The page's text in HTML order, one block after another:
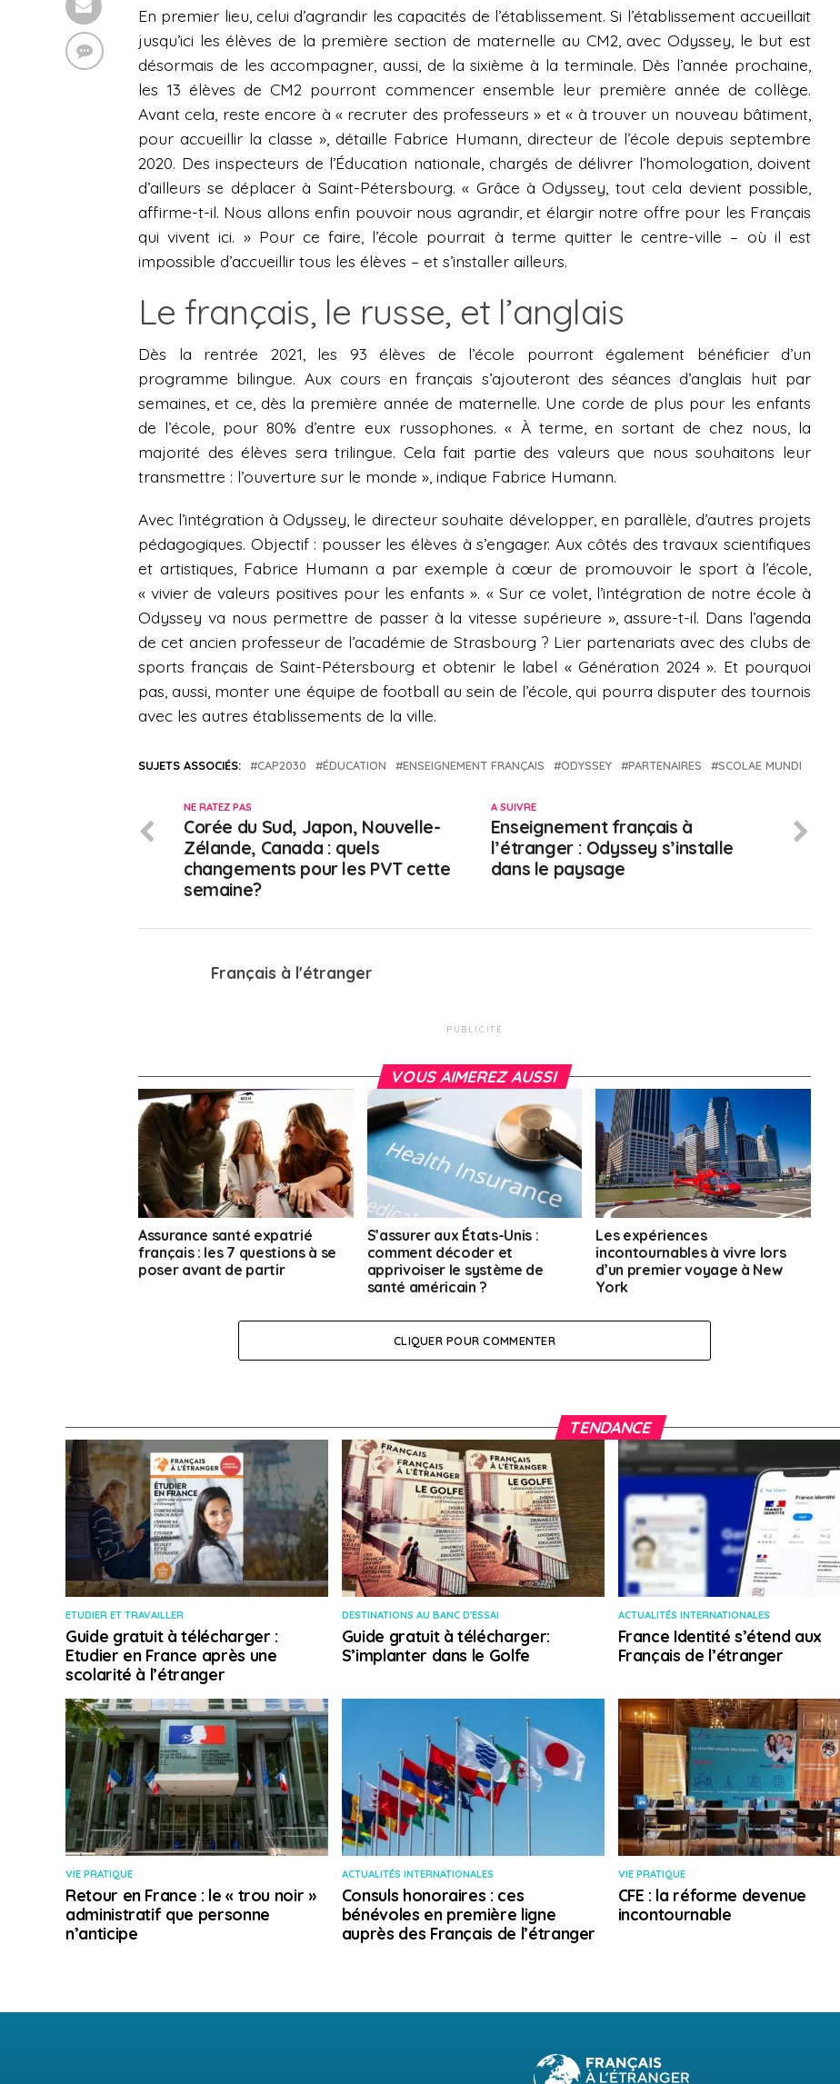
En premier lieu, celui d’agrandir les capacités de l’établissement. Si l’établissement accueillait
jusqu’ici les élèves de la première section de maternelle au CM2, avec Odyssey, le but est
désormais de les accompagner, aussi, de la sixième à la terminale. Dès l’année prochaine,
les 13 élèves de CM2 pourront commencer ensemble leur première année de collège.
Avant cela, reste encore à « recruter des professeurs » et « à trouver un nouveau bâtiment,
pour accueillir la classe », détaille Fabrice Humann, directeur de l’école depuis septembre
2020. Des inspecteurs de l’Éducation nationale, chargés de délivrer l’homologation, doivent
d’ailleurs se déplacer à Saint-Pétersbourg. « Grâce à Odyssey, tout cela devient possible,
affirme-t-il. Nous allons enfin pouvoir nous agrandir, et élargir notre offre pour les Français
qui vivent ici. » Pour ce faire, l’école pourrait à terme quitter le centre-ville – où il est
impossible d’accueillir tous les élèves – et s’installer ailleurs.
Le français, le russe, et l’anglais
Dès la rentrée 2021, les 93 élèves de l’école pourront également bénéficier d’un
programme bilingue. Aux cours en français s’ajouteront des séances d’anglais huit par
semaines, et ce, dès la première année de maternelle. Une corde de plus pour les enfants
de l’école, pour 80% d’entre eux russophones. « À terme, en sortant de chez nous, la
majorité des élèves sera trilingue. Cela fait partie des valeurs que nous souhaitons leur
transmettre : l’ouverture sur le monde », indique Fabrice Humann.
Avec l’intégration à Odyssey, le directeur souhaite développer, en parallèle, d’autres projets
pédagogiques. Objectif : pousser les élèves à s’engager. Aux côtés des travaux scientifiques
et artistiques, Fabrice Humann a par exemple à cœur de promouvoir le sport à l’école,
« vivier de valeurs positives pour les enfants ». « Sur ce volet, l’intégration de notre école à
Odyssey va nous permettre de passer à la vitesse supérieure », assure-t-il. Dans l’agenda
de cet ancien professeur de l’académie de Strasbourg ? Lier partenariats avec des clubs de
sports français de Saint-Pétersbourg et obtenir le label « Génération 2024 ». Et pourquoi
pas, aussi, monter une équipe de football au sein de l’école, qui pourra disputer des tournois
avec les autres établissements de la ville.
SUJETS ASSOCIÉS: CAP2030 ÉDUCATION ENSEIGNEMENT FRANÇAIS ODYSSEY PARTENAIRES SCOLAE MUNDI
A SUIVRE
Enseignement français à
l’étranger : Odyssey s’installe
dans le paysage
NE RATEZ PAS
Corée du Sud, Japon, Nouvelle-
Zélande, Canada : quels
changements pour les PVT cette
semaine?
Français à l'étranger
PUBLICITÉ
VOUS AIMEREZ AUSSI
Assurance santé expatrié
français : les 7 questions à se
poser avant de partir
S’assurer aux États-Unis :
comment décoder et
apprivoiser le système de
santé américain ?
Les expériences
incontournables à vivre lors
d’un premier voyage à New
York
CLIQUER POUR COMMENTER
TENDANCE
ETUDIER ET TRAVAILLER
Guide gratuit à télécharger :
Etudier en France après une
scolarité à l’étranger
DESTINATIONS AU BANC D'ESSAI
Guide gratuit à télécharger:
S’implanter dans le Golfe
ACTUALITÉS INTERNATIONALES
France Identité s’étend aux
Français de l’étranger
VIE PRATIQUE
Retour en France : le « trou noir »
administratif que personne
n’anticipe
ACTUALITÉS INTERNATIONALES
Consuls honoraires : ces
bénévoles en première ligne
auprès des Français de l’étranger
VIE PRATIQUE
CFE : la réforme devenue
incontournable